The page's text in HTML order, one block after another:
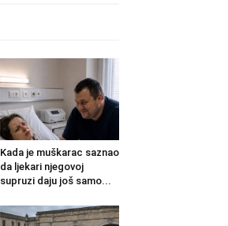
Kada je muškarac saznao
da ljekari njegovoj
supruzi daju još samo...